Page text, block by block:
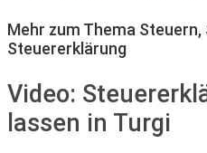
Mehr zum Thema
Steuererklärung
Video:
lassen in Turgi